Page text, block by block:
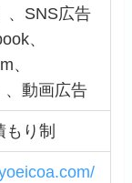
、SNS広告
、
、
、動画広告
り制